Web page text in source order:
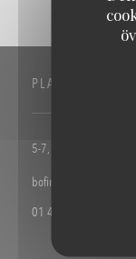
PLATS
5-7, rue de la Bastille
01 42 72 87 82